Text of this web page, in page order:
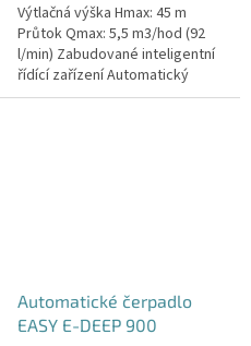
Výtlačná výška Hmax: 45 m
Průtok Qmax: 5,5 m3/hod (92
l/min) Zabudované inteligentní
řídící zařízení Automatický
provoz Tělo čerpadla vyrobeno
Automatické čerpadlo
EASY E-DEEP 900